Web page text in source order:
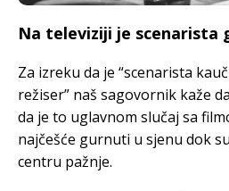
Na televiziji je scenarista
Za izreku da je “scenarista
režiser” naš sagovornik kaže
da je to uglavnom slučaj sa
najčešće gurnuti u sjenu dok
centru pažnje.